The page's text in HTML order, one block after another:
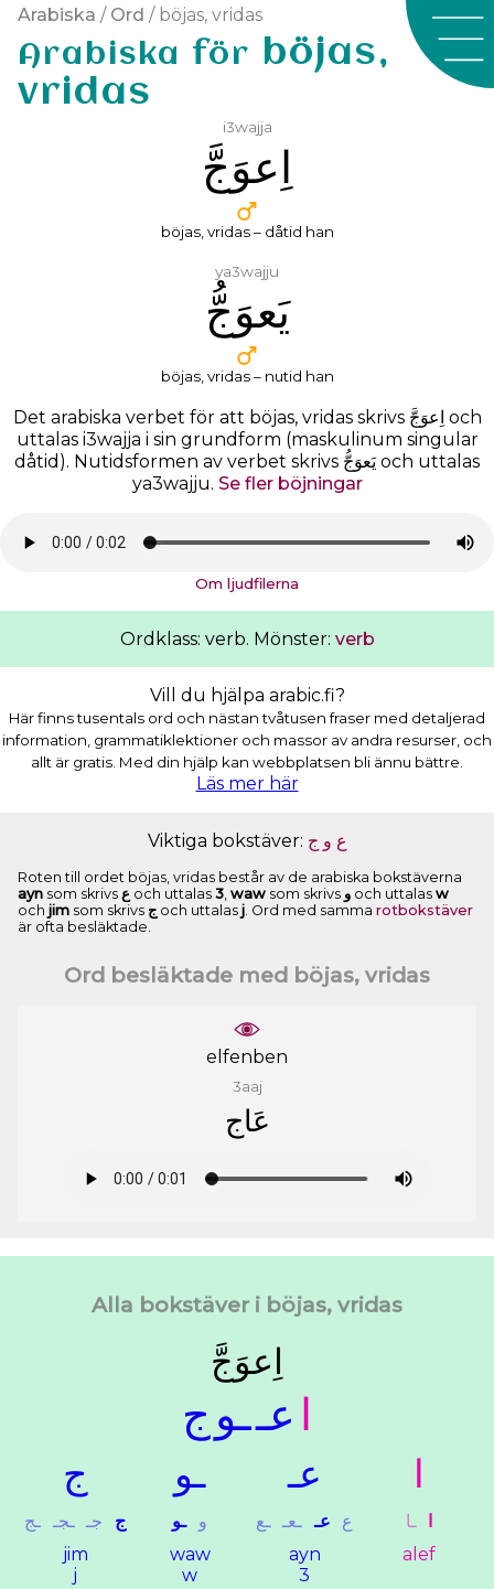
Arabiska / Ord / böjas, vridas
Arabiska för böjas,
vridas
i3wajja
ﺍِﻋﻮَﺝَّ
böjas, vridas – dåtid han
ya3wajju
ﻳَﻌﻮَﺝُّ
böjas, vridas – nutid han
Det arabiska verbet för att böjas, vridas skrivs ﺍِﻋﻮَﺝَّ och
uttalas i3wajja i sin grundform (maskulinum singular
dåtid). Nutidsformen av verbet skrivs ﻳَﻌﻮَﺝُّ och uttalas
ya3wajju. Se fler böjningar
Om ljudfilerna
Ordklass: verb. Mönster: verb
Vill du hjälpa arabic.fi?
Här finns tusentals ord och nästan tvåtusen fraser med detaljerad
information, grammatiklektioner och massor av andra resurser, och
allt är gratis. Med din hjälp kan webbplatsen bli ännu bättre.
Läs mer här
Viktiga bokstäver: ﻉ ﻭ ﺝ
Roten till ordet böjas, vridas består av de arabiska bokstäverna
ayn som skrivs ﻉ och uttalas 3, waw som skrivs ﻭ och uttalas w
och jim som skrivs ﺝ och uttalas j. Ord med samma rotbokstäver
är ofta besläktade.
Ord besläktade med böjas, vridas
elfenben
3aaj
ﻋَﺎﺝ
Alla bokstäver i böjas, vridas
ﺍِﻋﻮَﺝَّ
ﺍ ﻋــﻮ ﺝ
ﺍ ﻋـ ـﻮ ﺝ
ﺍ ـﺎ ﻉ ﻋـ ـﻌـ ـﻊ ﻭ ـﻮ ﺝ ﺟـ ـﺠـ ـﺞ
alef
ayn
3
waw
w
jim
j